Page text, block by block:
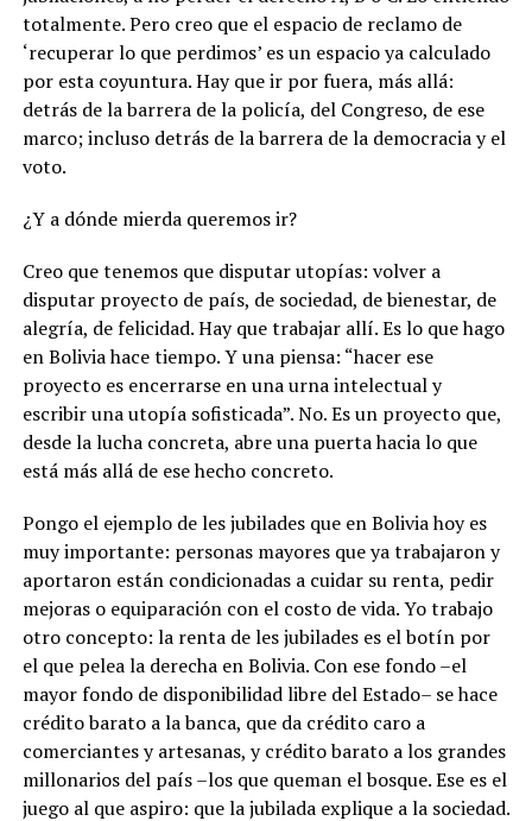
totalmente. Pero creo que el espacio de reclamo de
‘recuperar lo que perdimos’ es un espacio ya calculado
por esta coyuntura. Hay que ir por fuera, más allá:
detrás de la barrera de la policía, del Congreso, de ese
marco; incluso detrás de la barrera de la democracia y el
voto.
¿Y a dónde mierda queremos ir?
Creo que tenemos que disputar utopías: volver a
disputar proyecto de país, de sociedad, de bienestar, de
alegría, de felicidad. Hay que trabajar allí. Es lo que hago
en Bolivia hace tiempo. Y una piensa: “hacer ese
proyecto es encerrarse en una urna intelectual y
escribir una utopía sofisticada”. No. Es un proyecto que,
desde la lucha concreta, abre una puerta hacia lo que
está más allá de ese hecho concreto.
Pongo el ejemplo de les jubilades que en Bolivia hoy es
muy importante: personas mayores que ya trabajaron y
aportaron están condicionadas a cuidar su renta, pedir
mejoras o equiparación con el costo de vida. Yo trabajo
otro concepto: la renta de les jubilades es el botín por
el que pelea la derecha en Bolivia. Con ese fondo –el
mayor fondo de disponibilidad libre del Estado– se hace
crédito barato a la banca, que da crédito caro a
comerciantes y artesanas, y crédito barato a los grandes
millonarios del país –los que queman el bosque. Ese es el
juego al que aspiro: que la jubilada explique a la sociedad.